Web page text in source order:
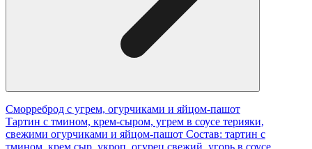
Сморреброд с угрем, огурчиками и яйцом-пашот
Тартин с тмином, крем-сыром, угрем в соусе терияки,
свежими огурчиками и яйцом-пашот Состав: тартин с